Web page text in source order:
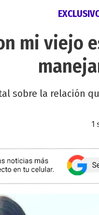
mi viejo
sobre la relación
1